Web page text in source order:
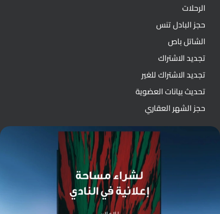
الرحلات
حجز البادل تنس
الشاتل باص
تجديد الاشتراك
تجديد الاشتراك للغير
تحديث بيانات العضوية
حجز الشهر العقاري